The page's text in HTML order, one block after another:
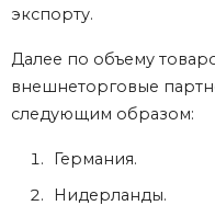
экспорту.
Далее по объему
внешнеторговые
следующим образом:
Германия.
Нидерланды.